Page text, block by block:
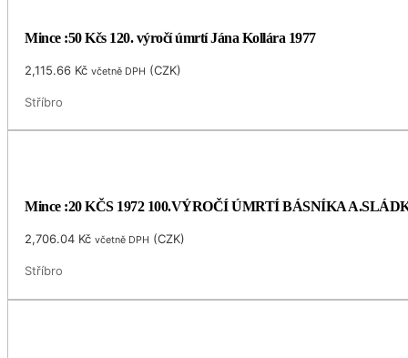
Mince :50 Kčs 120. výročí úmrtí Jána Kollára 1977
2,115.66 Kč včetně DPH (CZK)
Stříbro
Mince :20 KČS 1972 100.VÝROČÍ ÚMRTÍ BÁSNÍKA
2,706.04 Kč včetně DPH (CZK)
Stříbro